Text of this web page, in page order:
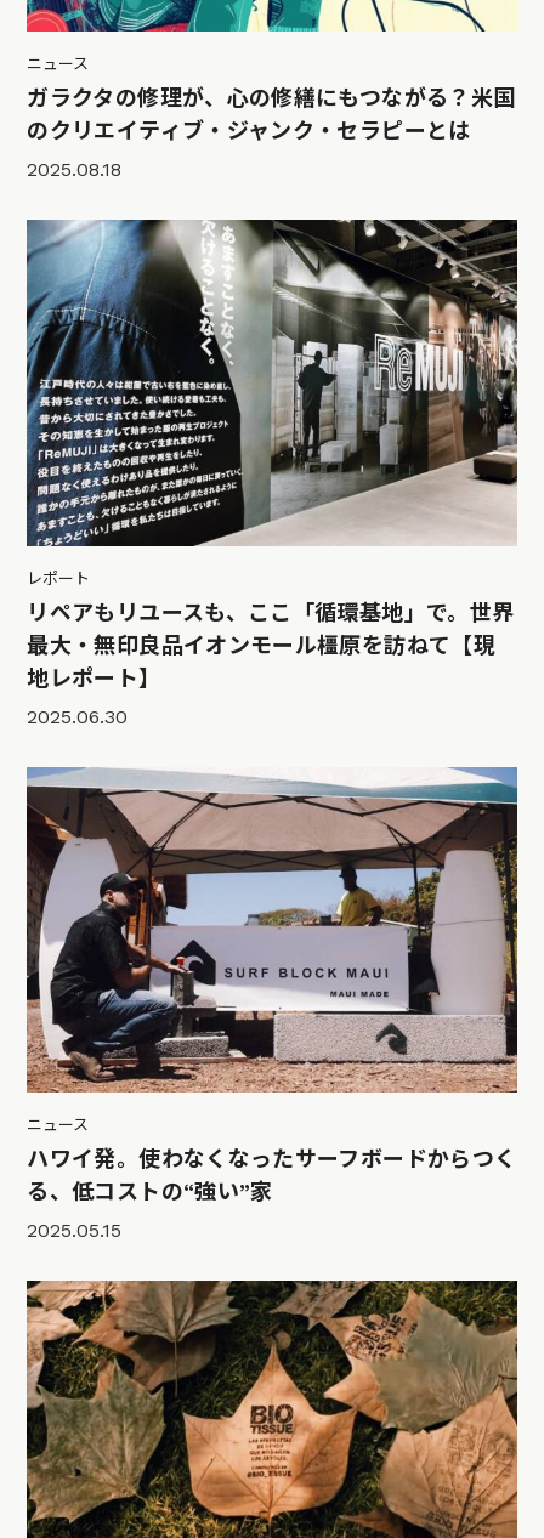
ニュース
ガラクタの修理が、心の修繕にもつながる？米国
のクリエイティブ・ジャンク・セラピーとは
2025.08.18
レポート
リペアもリユースも、ここ「循環基地」で。世界
最大・無印良品イオンモール橿原を訪ねて【現
地レポート】
2025.06.30
ニュース
ハワイ発。使わなくなったサーフボードからつく
る、低コストの“強い”家
2025.05.15